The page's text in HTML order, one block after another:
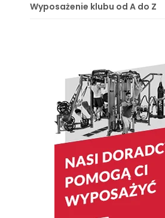
Wyposażenie klubu od A do Z